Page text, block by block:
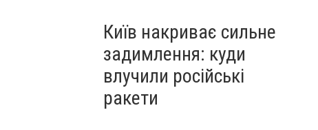
Київ накриває сильне
задимлення: куди
влучили російські
ракети